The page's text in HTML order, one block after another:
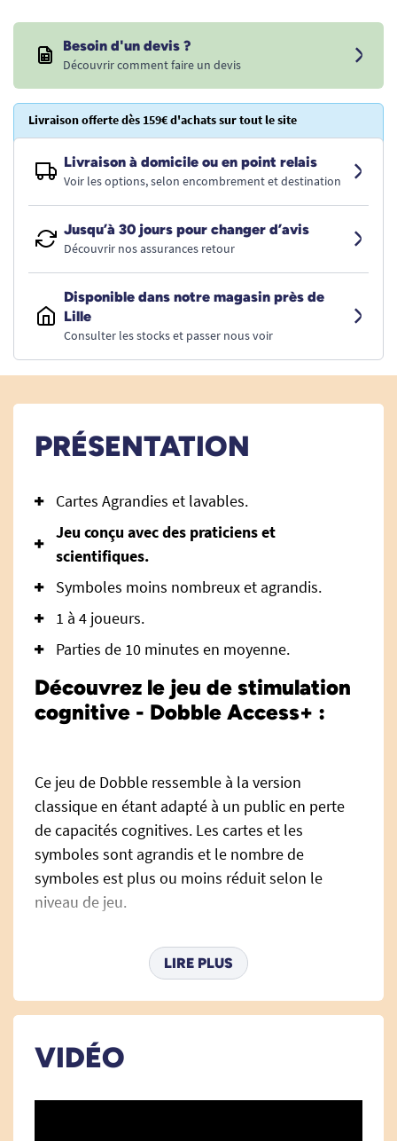
Besoin d'un devis ?
Découvrir comment faire un devis
Livraison offerte dès 159€ d'achats sur tout le site
Livraison à domicile ou en point relais
Voir les options, selon encombrement et destination
Jusqu’à 30 jours pour changer d’avis
Découvrir nos assurances retour
Disponible dans notre magasin près de
Lille
Consulter les stocks et passer nous voir
PRÉSENTATION
Cartes Agrandies et lavables.
Jeu conçu avec des praticiens et
scientifiques.
Symboles moins nombreux et agrandis.
1 à 4 joueurs.
Parties de 10 minutes en moyenne.
Découvrez le jeu de stimulation
cognitive - Dobble Access+ :
Ce jeu de Dobble ressemble à la version
classique en étant adapté à un public en perte
de capacités cognitives. Les cartes et les
symboles sont agrandis et le nombre de
symboles est plus ou moins réduit selon le
niveau de jeu.
Le jeu dispose de 3 niveaux de difficulté :
Cartes Bleu foncé : 6 symboles.
Cartes Bleu clair : 5 symboles.
Cartes vertes : 4 symboles.
LIRE PLUS
VIDÉO